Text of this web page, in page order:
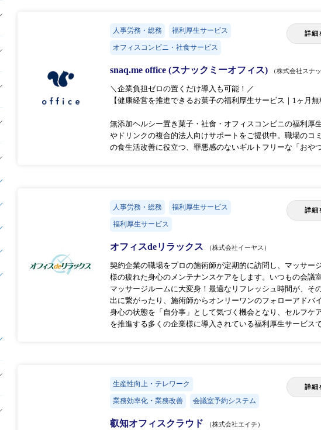
人事労務・総務 福利厚生サービス
オフィスコンビニ・社食サービス
詳細
snaq.me office (スナックミーオフィス) （株式会社スナ
＼企業負担ゼロの置くだけ導入も可能！／
【健康経営を推進できるお菓子の福利厚生サービス｜1ヶ月無
無添加ヘルシー置き菓子・社食・オフィスコンビニの福利厚
やドリンクの複合的法人向けサポートをご提供中。職場のコ
の食生活改善に役立つ、罪悪感のないギルトフリーな「おや
人事労務・総務 福利厚生サービス
福利厚生サービス
詳細
オフィスdeリラックス （株式会社イーヤス）
契約企業の職場をプロの施術師が定期的に訪問し、マッサー
様の疲れた身心のメンテナンスケアをします。いつもの会議
マッサージルームに大変身！最適なリフレッシュ時間が、そ
出に繋がったり、施術師からオンリーワンのフォローアドバ
身心の状態を「自分事」として気づく機会となり、セルフケ
を推進する多くの企業様に導入されている福利厚生サービスで
生産性向上・テレワーク
業務効率化・業務改善 会議室予約システム
詳細
叡知オフィスクラウド （株式会社エイチ）